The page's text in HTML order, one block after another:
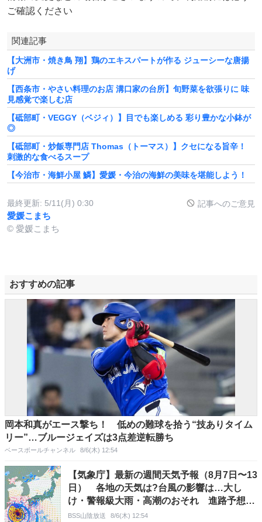
ご確認ください
関連記事
【大洲市・焼き鳥 翔】鶏のエキスパートが作る ジューシーな唐揚
げ
【西条市・やさい料理のお店 溝口家の台所】旬野菜を欲張りに 味
見感覚で楽しむ店
【砥部町・VEGGY（ベジィ）】目でも楽しめる 彩り豊かな小鉢が
◎
【砥部町・炒飯専門店 Thomas（トーマス）】クセになる旨辛！
刺激的な食べるスープ
【今治市・海鮮小屋 鱗】愛媛・今治の海鮮の美味を堪能しよう！
最終更新: 5/11(月) 0:30 記事へのご意見
愛媛こまち
© 愛媛こまち
おすすめの記事
岡本和真がエース撃ち！ 低めの難球を拾う“技ありタイム
リー”…ブルージェイズは3点差逆転勝ち
ベースボールチャンネル 8/6(木) 12:54
【気象庁】最新の週間天気予報（8月7日〜13
日） 各地の天気は?台風の影響は…大し
け・警報級大雨・高潮のおそれ 進路予想・
雨風シミュレーション【気象庁6日発表】
BSS山陰放送 8/6(木) 12:54